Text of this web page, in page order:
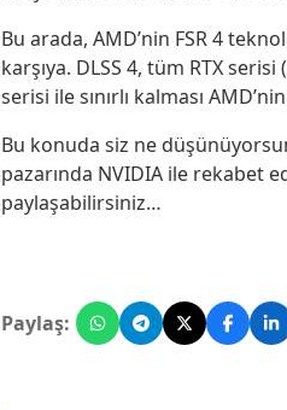
Bu arada, AMD’nin FSR 4
karşıya. DLSS 4, tüm RTX serisi
serisi ile sınırlı kalması
Bu konuda siz ne
pazarında NVIDIA ile rekabet
paylaşabilirsiniz…
Paylaş: